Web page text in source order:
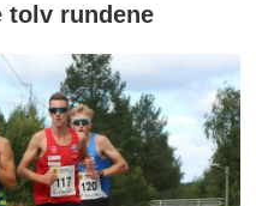
tolv rundene